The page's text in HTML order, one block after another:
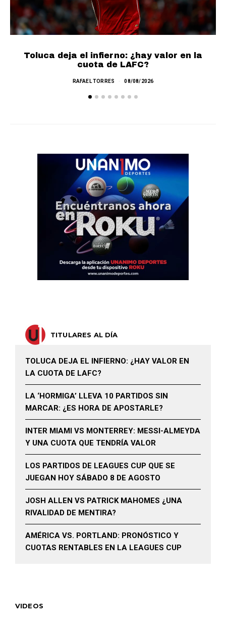
Toluca deja el infierno: ¿hay valor en la
cuota de LAFC?
RAFAEL TORRES 08/08/2026
TITULARES AL DÍA
TOLUCA DEJA EL INFIERNO: ¿HAY VALOR EN
LA CUOTA DE LAFC?
LA ‘HORMIGA’ LLEVA 10 PARTIDOS SIN
MARCAR: ¿ES HORA DE APOSTARLE?
INTER MIAMI VS MONTERREY: MESSI-ALMEYDA
Y UNA CUOTA QUE TENDRÍA VALOR
LOS PARTIDOS DE LEAGUES CUP QUE SE
JUEGAN HOY SÁBADO 8 DE AGOSTO
JOSH ALLEN VS PATRICK MAHOMES ¿UNA
RIVALIDAD DE MENTIRA?
AMÉRICA VS. PORTLAND: PRONÓSTICO Y
CUOTAS RENTABLES EN LA LEAGUES CUP
VIDEOS